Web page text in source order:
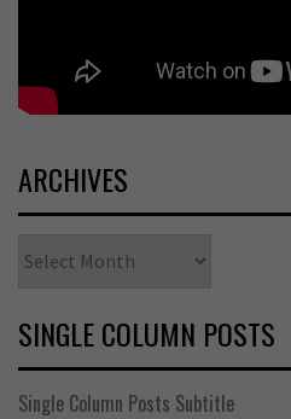
ARCHIVES
SINGLE COLUMN POSTS
Single Column Posts Subtitle